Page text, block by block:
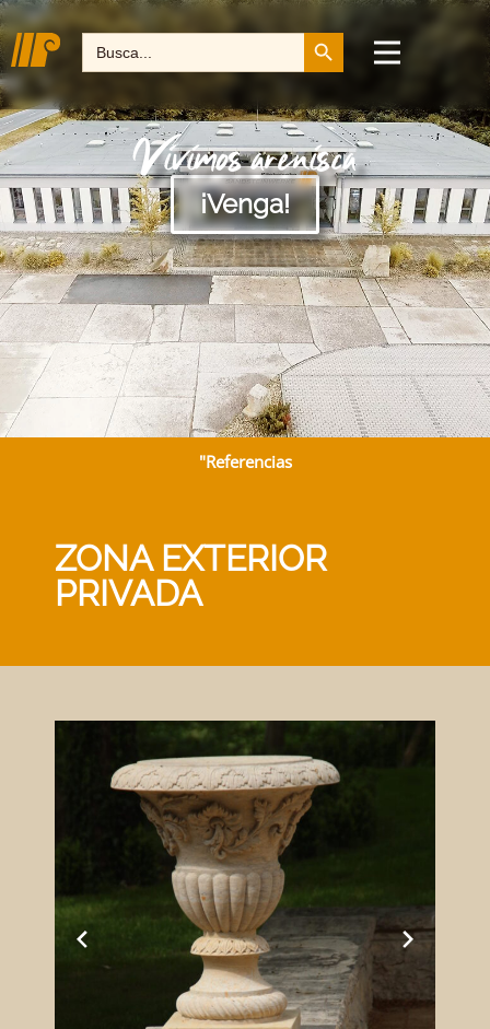
Buscar: Botón de búsqueda
Vivimos arenisca
¡Venga!
"Referencias
ZONA EXTERIOR
PRIVADA